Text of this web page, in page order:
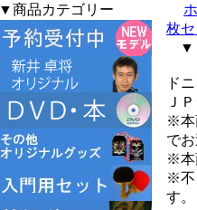
▼商品カテゴリー
枚セ
▼
ド
Ｊ
※本
で
※本
※不
す。